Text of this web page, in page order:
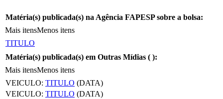
Matéria(s) publicada(s) na Agência FAPESP sobre a bolsa:
Mais itensMenos itens
TITULO
Matéria(s) publicada(s) em Outras Mídias ( ):
Mais itensMenos itens
VEICULO: TITULO (DATA)
VEICULO: TITULO (DATA)